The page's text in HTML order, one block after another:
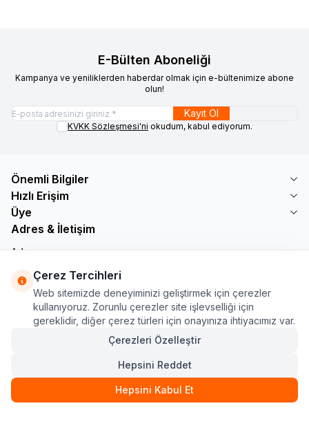
E-Bülten Aboneliği
Kampanya ve yeniliklerden haberdar olmak için e-bültenimize abone
olun!
Kayıt Ol
KVKK Sözleşmesi'ni okudum, kabul ediyorum.
Önemli Bilgiler
Hızlı Erişim
Üye
Adres & İletişim
Adres
İSTANBUL
Telefon
+90 555 560 27 32
E-Posta
ozdnylmz71@gmail.com
Çerez Tercihleri
Web sitemizde deneyiminizi geliştirmek için çerezler
kullanıyoruz. Zorunlu çerezler site işlevselliği için
gereklidir, diğer çerez türleri için onayınıza ihtiyacımız var.
Çerezleri Özelleştir
Hepsini Reddet
Hepsini Kabul Et